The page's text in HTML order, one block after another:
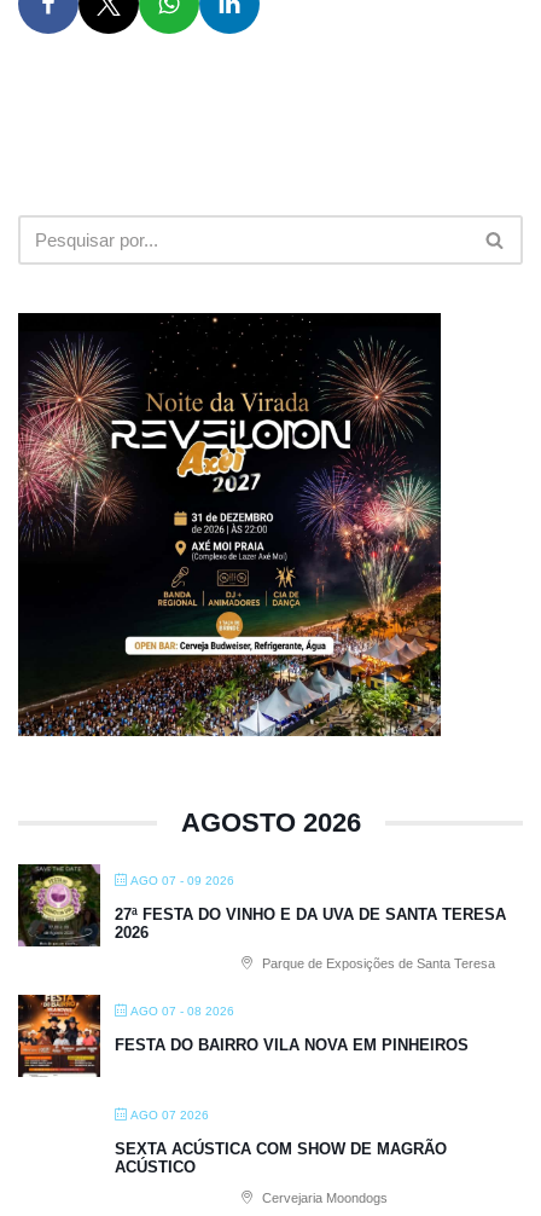
AGOSTO 2026
AGO 07 - 09 2026
27ª FESTA DO VINHO E DA UVA DE SANTA TERESA
2026
Parque de Exposições de Santa Teresa
AGO 07 - 08 2026
FESTA DO BAIRRO VILA NOVA EM PINHEIROS
AGO 07 2026
SEXTA ACÚSTICA COM SHOW DE MAGRÃO
ACÚSTICO
Cervejaria Moondogs